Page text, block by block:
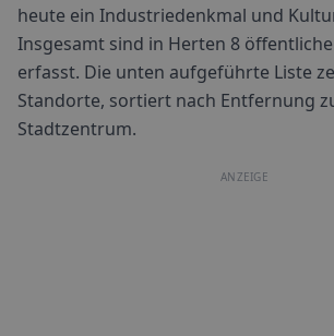
heute ein Industriedenkmal und
Insgesamt sind in Herten 8
erfasst. Die unten aufgeführte Liste
Standorte, sortiert nach Entfernung
Stadtzentrum.
ANZEIGE